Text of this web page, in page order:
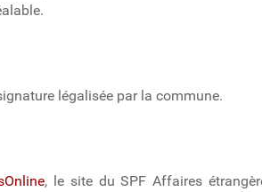
légalisée par la commune.
, le site du SPF Affaires